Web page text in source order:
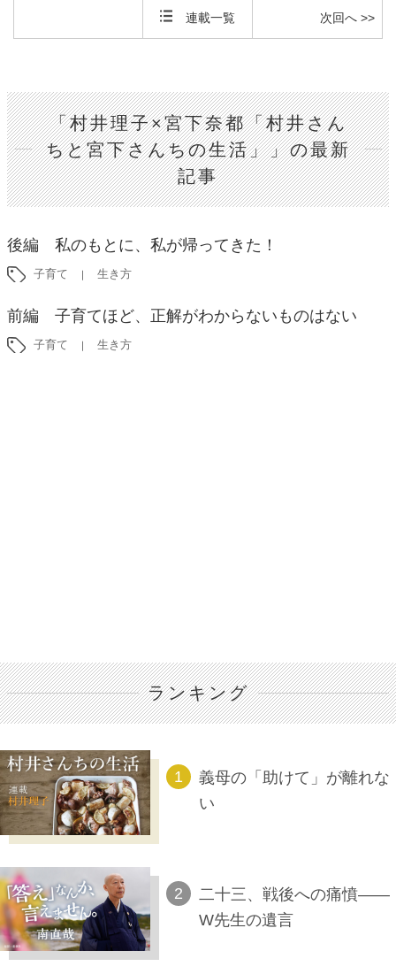
連載一覧 次回へ >>
「村井理子×宮下奈都「村井さん
ちと宮下さんちの生活」」の最新
記事
後編 私のもとに、私が帰ってきた！
子育て 生き方
前編 子育てほど、正解がわからないものはない
子育て 生き方
ランキング
義母の「助けて」が離れな
い
二十三、戦後への痛憤――
W先生の遺言